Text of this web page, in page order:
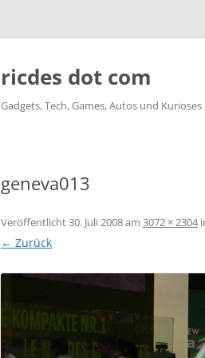
ricdes dot com
Gadgets, Tech, Games, Autos und Kurioses
geneva013
Veröffentlicht30. Juli 2008am 3072 × 2304
← Zurück